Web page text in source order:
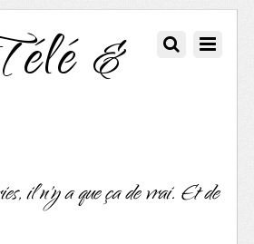
&
il n'y a que ça de vrai. Et de